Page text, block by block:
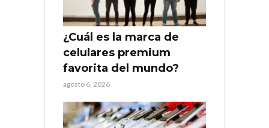
¿Cuál es la marca de
celulares premium
favorita del mundo?
agosto 6, 2026